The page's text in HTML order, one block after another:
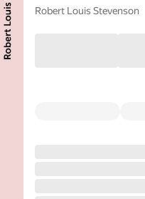
Robert Louis Stevenson